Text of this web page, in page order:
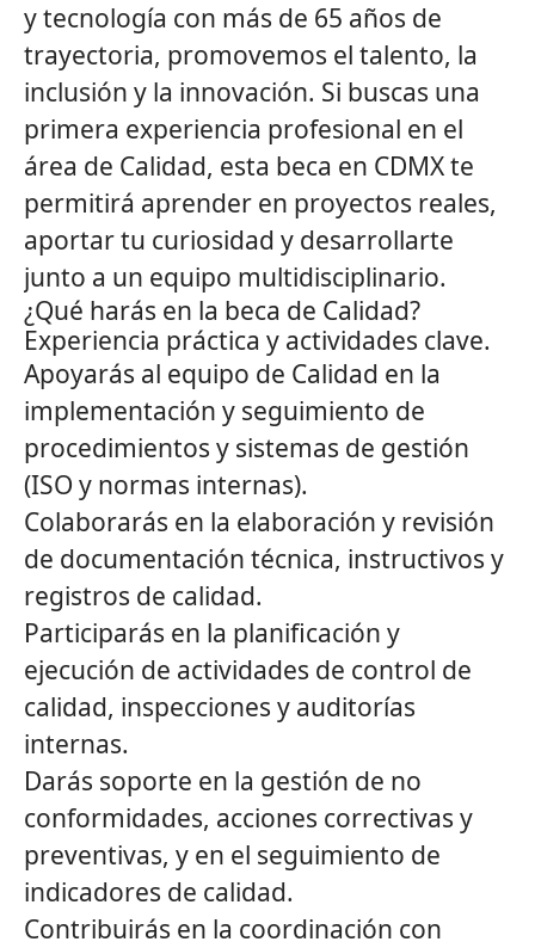
y tecnología con más de 65 años de
trayectoria, promovemos el talento, la
inclusión y la innovación. Si buscas una
primera experiencia profesional en el
área de Calidad, esta beca en CDMX te
permitirá aprender en proyectos reales,
aportar tu curiosidad y desarrollarte
junto a un equipo multidisciplinario.
¿Qué harás en la beca de Calidad?
Experiencia práctica y actividades clave.
Apoyarás al equipo de Calidad en la
implementación y seguimiento de
procedimientos y sistemas de gestión
(ISO y normas internas).
Colaborarás en la elaboración y revisión
de documentación técnica, instructivos y
registros de calidad.
Participarás en la planificación y
ejecución de actividades de control de
calidad, inspecciones y auditorías
internas.
Darás soporte en la gestión de no
conformidades, acciones correctivas y
preventivas, y en el seguimiento de
indicadores de calidad.
Contribuirás en la coordinación con